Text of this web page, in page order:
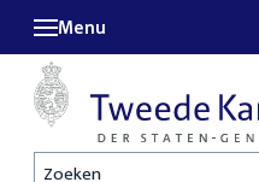
Zoeken
Menu